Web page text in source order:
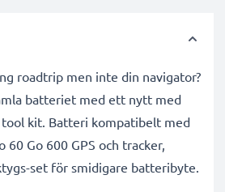
roadtrip men inte din navigator?
batteriet med ett nytt med
kit. Batteri kompatibelt med
60 Go 600 GPS och tracker,
set för smidigare batteribyte.